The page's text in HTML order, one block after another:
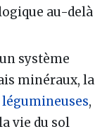
au-delà
système
minéraux, la
légumineuses,
vie du sol